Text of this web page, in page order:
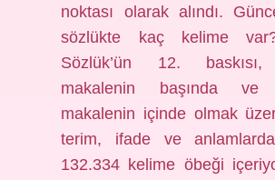
noktası olarak alındı.
sözlükte kaç kelime
Sözlük’ün 12. baskısı,
makalenin başında ve
makalenin içinde olmak
terim, ifade ve
132.334 kelime öbeği